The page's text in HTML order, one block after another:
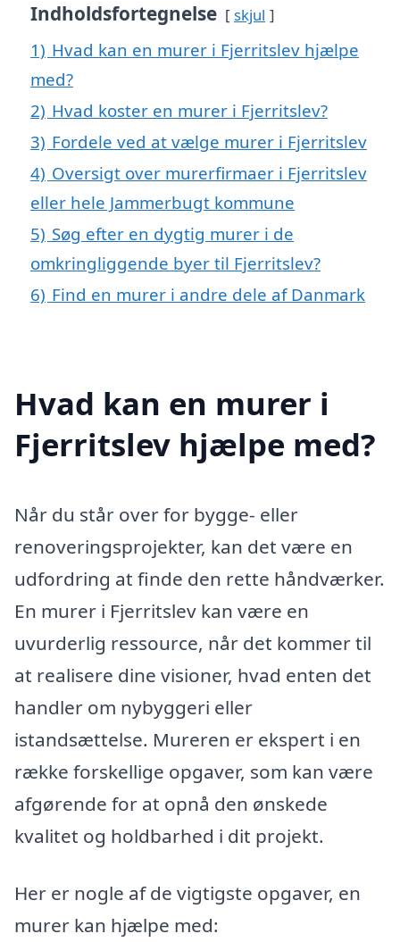
Indholdsfortegnelse skjul
1) Hvad kan en murer i Fjerritslev hjælpe
med?
2) Hvad koster en murer i Fjerritslev?
3) Fordele ved at vælge murer i Fjerritslev
4) Oversigt over murerfirmaer i Fjerritslev
eller hele Jammerbugt kommune
5) Søg efter en dygtig murer i de
omkringliggende byer til Fjerritslev?
6) Find en murer i andre dele af Danmark
Hvad kan en murer i
Fjerritslev hjælpe med?
Når du står over for bygge- eller
renoveringsprojekter, kan det være en
udfordring at finde den rette håndværker.
En murer i Fjerritslev kan være en
uvurderlig ressource, når det kommer til
at realisere dine visioner, hvad enten det
handler om nybyggeri eller
istandsættelse. Mureren er ekspert i en
række forskellige opgaver, som kan være
afgørende for at opnå den ønskede
kvalitet og holdbarhed i dit projekt.
Her er nogle af de vigtigste opgaver, en
murer kan hjælpe med: